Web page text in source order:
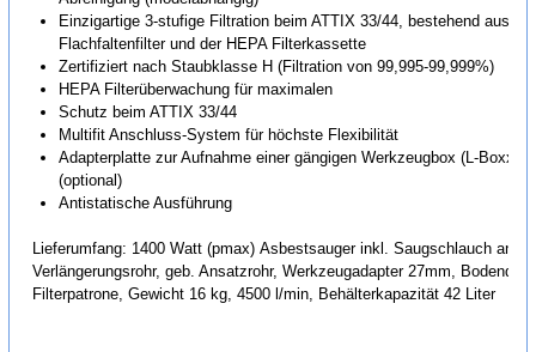
Einzigartige 3-stufige Filtration beim ATTIX 33/44, bestehend aus
Flachfaltenfilter und der HEPA Filterkassette
Zertifiziert nach Staubklasse H (Filtration von 99,995-99,999%)
HEPA Filterüberwachung für maximalen
Schutz beim ATTIX 33/44
Multifit Anschluss-System für höchste Flexibilität
Adapterplatte zur Aufnahme einer gängigen Werkzeugbox (L-Boxx /
(optional)
Antistatische Ausführung
Lieferumfang: 1400 Watt (pmax) Asbestsauger inkl. Saugschlauch
Verlängerungsrohr, geb. Ansatzrohr, Werkzeugadapter 27mm,
Filterpatrone, Gewicht 16 kg, 4500 l/min, Behälterkapazität 42 Liter